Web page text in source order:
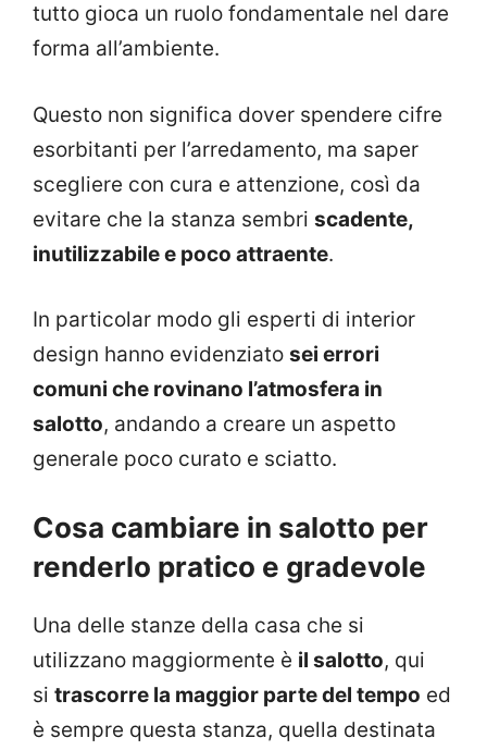
tutto gioca un ruolo fondamentale nel dare
forma all’ambiente.
Questo non significa dover spendere cifre
esorbitanti per l’arredamento, ma saper
scegliere con cura e attenzione, così da
evitare che la stanza sembri scadente,
inutilizzabile e poco attraente.
In particolar modo gli esperti di interior
design hanno evidenziato sei errori
comuni che rovinano l’atmosfera in
salotto, andando a creare un aspetto
generale poco curato e sciatto.
Cosa cambiare in salotto per
renderlo pratico e gradevole
Una delle stanze della casa che si
utilizzano maggiormente è il salotto, qui
si trascorre la maggior parte del tempo ed
è sempre questa stanza, quella destinata